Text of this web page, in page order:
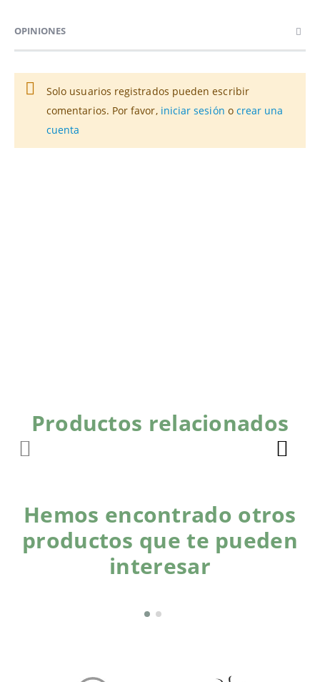
OPINIONES
Solo usuarios registrados pueden escribir
comentarios. Por favor, iniciar sesión o crear una
cuenta
Productos relacionados
Hemos encontrado otros
productos que te pueden
interesar